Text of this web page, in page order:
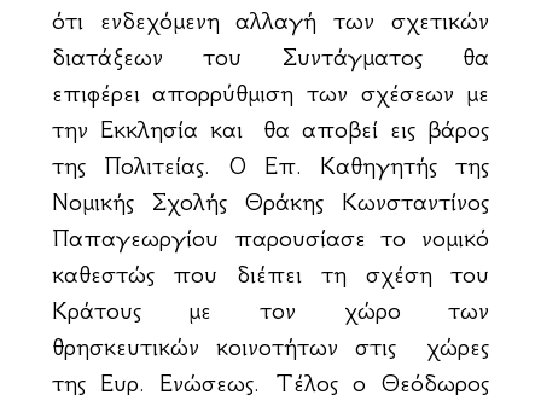
ότι ενδεχόμενη αλλαγή των σχετικών
διατάξεων του Συντάγματος θα
επιφέρει απορρύθμιση των σχέσεων με
την Εκκλησία και θα αποβεί εις βάρος
της Πολιτείας. Ο Επ. Καθηγητής της
Νομικής Σχολής Θράκης Κωνσταντίνος
Παπαγεωργίου παρουσίασε το νομικό
καθεστώς που διέπει τη σχέση του
Κράτους με τον χώρο των
θρησκευτικών κοινοτήτων στις χώρες
της Ευρ. Ενώσεως. Τέλος ο Θεόδωρος